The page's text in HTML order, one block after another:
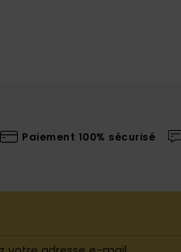
Paiement 100% sécurisé